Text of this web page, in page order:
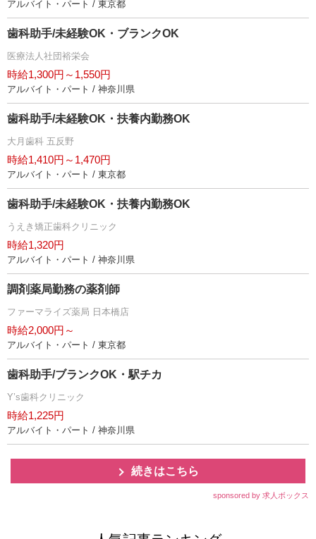
アルバイト・パート / 東京都
歯科助手/未経験OK・ブランクOK
医療法人社団裕栄会
時給1,300円～1,550円
アルバイト・パート / 神奈川県
歯科助手/未経験OK・扶養内勤務OK
大月歯科 五反野
時給1,410円～1,470円
アルバイト・パート / 東京都
歯科助手/未経験OK・扶養内勤務OK
うえき矯正歯科クリニック
時給1,320円
アルバイト・パート / 神奈川県
調剤薬局勤務の薬剤師
ファーマライズ薬局 日本橋店
時給2,000円～
アルバイト・パート / 東京都
歯科助手/ブランクOK・駅チカ
Y’s歯科クリニック
時給1,225円
アルバイト・パート / 神奈川県
続きはこちら
sponsored by 求人ボックス